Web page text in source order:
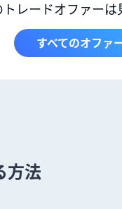
レードオファーは
すべてのオファ
方法